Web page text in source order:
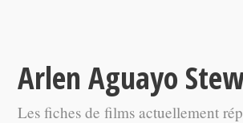
Arlen Aguayo
Les fiches de films actuellement